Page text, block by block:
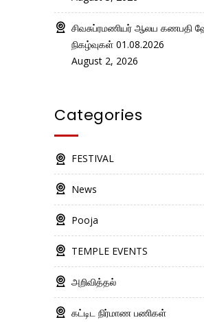
சிவசுப்ரமணியர் ஆலய கணபதி
நிகழ்வுகள் 01.08.2026
August 2, 2026
Categories
FESTIVAL
News
Pooja
TEMPLE EVENTS
அறிவித்தல்
கட்டிட நிர்மாண பணிகள்